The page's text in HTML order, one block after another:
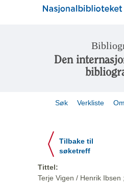
Den
Søk Verkliste
Tilbake til
søketreff
Tittel:
Terje Vigen / Henrik Ibsen